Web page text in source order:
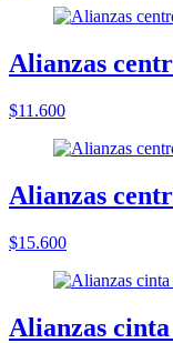
Alianzas
$11.600
Alianzas
$15.600
Alianzas